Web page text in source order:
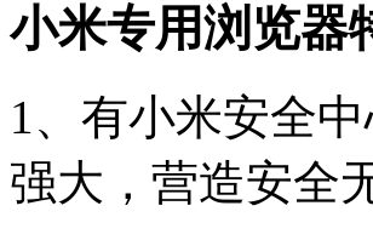
小米专用浏览器
1、有小米安全
强大，营造安全